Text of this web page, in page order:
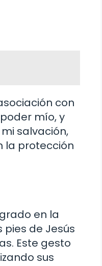
con
mío, y
salvación,
la protección
en la
pies de Jesús
Este gesto
sus